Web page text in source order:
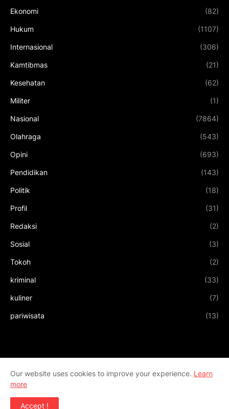
Ekonomi (82)
Hukum (1107)
Internasional (306)
Kamtibmas (21)
Kesehatan (62)
Militer (1)
Nasional (7864)
Olahraga (543)
Opini (693)
Pendidikan (143)
Politik (18)
Profil (31)
Redaksi (2)
Sosial (3)
Tokoh (2)
kriminal (33)
kuliner (7)
pariwisata (13)
Our website uses cookies to improve your experience. Learn
more
Accept !